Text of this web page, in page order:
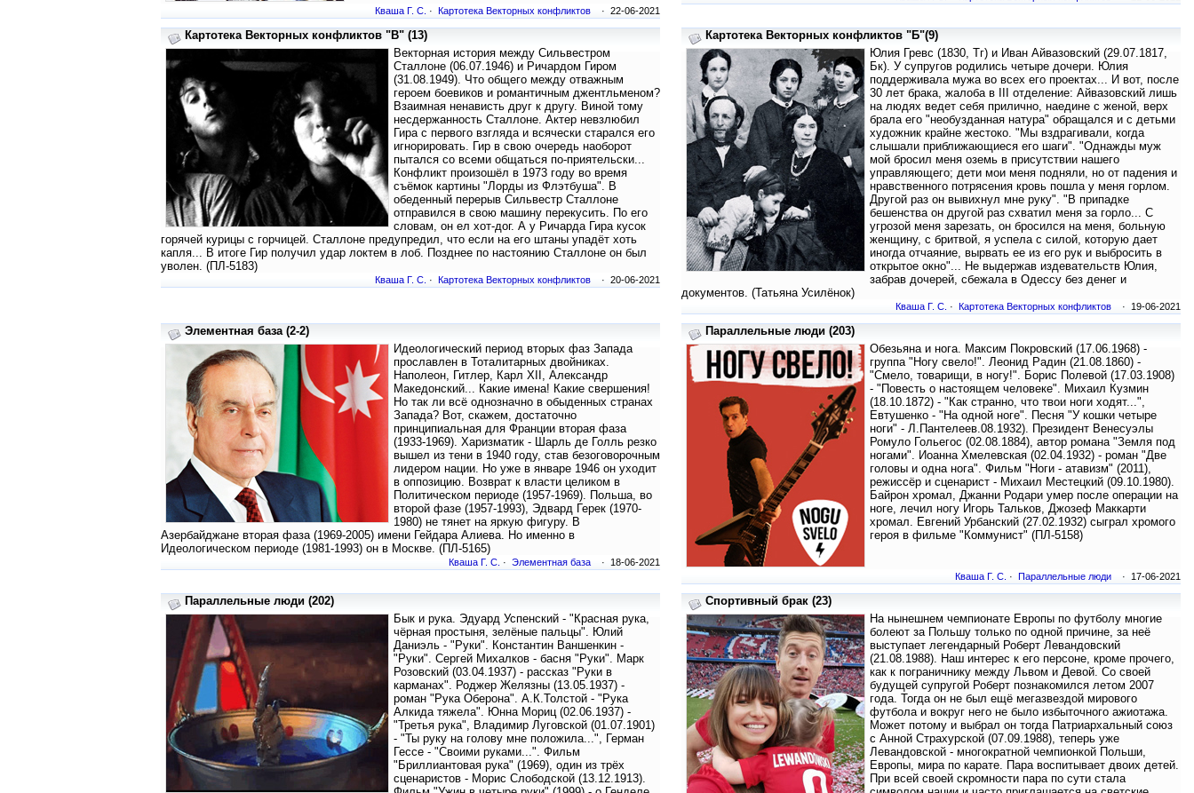
Кваша Г. С. · Картотека Векторных конфликтов · 22-06-2021
Картотека Векторных конфликтов "В" (13)
Векторная история между Сильвестром
Сталлоне (06.07.1946) и Ричардом Гиром
(31.08.1949). Что общего между отважным
героем боевиков и романтичным джентльменом?
Взаимная ненависть друг к другу. Виной тому
несдержанность Сталлоне. Актер невзлюбил
Гира с первого взгляда и всячески старался его
игнорировать. Гир в свою очередь наоборот
пытался со всеми общаться по-приятельски...
Конфликт произошёл в 1973 году во время
съёмок картины "Лорды из Флэтбуша". В
обеденный перерыв Сильвестр Сталлоне
отправился в свою машину перекусить. По его
словам, он ел хот-дог. А у Ричарда Гира кусок
горячей курицы с горчицей. Сталлоне предупредил, что если на его штаны упадёт хоть
капля... В итоге Гир получил удар локтем в лоб. Позднее по настоянию Сталлоне он был
уволен. (ПЛ-5183)
Кваша Г. С. · Картотека Векторных конфликтов · 20-06-2021
Картотека Векторных конфликтов "Б"(9)
Юлия Гревс (1830, Тг) и Иван Айвазовский (29.07.1817,
Бк). У супругов родились четыре дочери. Юлия
поддерживала мужа во всех его проектах... И вот, после
30 лет брака, жалоба в III отделение: Айвазовский лишь
на людях ведет себя прилично, наедине с женой, верх
брала его "необузданная натура" обращался и с детьми
художник крайне жестоко. "Мы вздрагивали, когда
слышали приближающиеся его шаги". "Однажды муж
мой бросил меня оземь в присутствии нашего
управляющего; дети мои меня подняли, но от падения и
нравственного потрясения кровь пошла у меня горлом.
Другой раз он вывихнул мне руку". "В припадке
бешенства он другой раз схватил меня за горло... С
угрозой меня зарезать, он бросился на меня, больную
женщину, с бритвой, я успела с силой, которую дает
иногда отчаяние, вырвать ее из его рук и выбросить в
открытое окно"... Не выдержав издевательств Юлия,
забрав дочерей, сбежала в Одессу без денег и
документов. (Татьяна Усилёнок)
Кваша Г. С. · Картотека Векторных конфликтов · 19-06-2021
Элементная база (2-2)
Идеологический период вторых фаз Запада
прославлен в Тоталитарных двойниках.
Наполеон, Гитлер, Карл XII, Александр
Македонский... Какие имена! Какие свершения!
Но так ли всё однозначно в обыденных странах
Запада? Вот, скажем, достаточно
принципиальная для Франции вторая фаза
(1933-1969). Харизматик - Шарль де Голль резко
вышел из тени в 1940 году, став безоговорочным
лидером нации. Но уже в январе 1946 он уходит
в оппозицию. Возврат к власти целиком в
Политическом периоде (1957-1969). Польша, во
второй фазе (1957-1993), Эдвард Герек (1970-
1980) не тянет на яркую фигуру. В
Азербайджане вторая фаза (1969-2005) имени Гейдара Алиева. Но именно в
Идеологическом периоде (1981-1993) он в Москве. (ПЛ-5165)
Кваша Г. С. · Элементная база · 18-06-2021
Параллельные люди (203)
Обезьяна и нога. Максим Покровский (17.06.1968) -
группа "Ногу свело!". Леонид Радин (21.08.1860) -
"Смело, товарищи, в ногу!". Борис Полевой (17.03.1908)
- "Повесть о настоящем человеке". Михаил Кузмин
(18.10.1872) - "Как странно, что твои ноги ходят...",
Евтушенко - "На одной ноге". Песня "У кошки четыре
ноги" - Л.Пантелеев.08.1932). Президент Венесуэлы
Ромуло Гольегос (02.08.1884), автор романа "Земля под
ногами". Иоанна Хмелевская (02.04.1932) - роман "Две
головы и одна нога". Фильм "Ноги - атавизм" (2011),
режиссёр и сценарист - Михаил Местецкий (09.10.1980).
Байрон хромал, Джанни Родари умер после операции на
ноге, лечил ногу Игорь Тальков, Джозеф Маккарти
хромал. Евгений Урбанский (27.02.1932) сыграл хромого
героя в фильме "Коммунист" (ПЛ-5158)
Кваша Г. С. · Параллельные люди · 17-06-2021
Параллельные люди (202)
Бык и рука. Эдуард Успенский - "Красная рука,
чёрная простыня, зелёные пальцы". Юлий
Даниэль - "Руки". Константин Ваншенкин -
"Руки". Сергей Михалков - басня "Руки". Марк
Розовский (03.04.1937) - рассказ "Руки в
карманах". Роджер Желязны (13.05.1937) -
роман "Рука Оберона". А.К.Толстой - "Рука
Алкида тяжела". Юнна Мориц (02.06.1937) -
"Третья рука", Владимир Луговской (01.07.1901)
- "Ты руку на голову мне положила...", Герман
Гессе - "Своими руками...". Фильм
"Бриллиантовая рука" (1969), один из трёх
сценаристов - Морис Слободской (13.12.1913).
Спортивный брак (23)
На нынешнем чемпионате Европы по футболу многие
болеют за Польшу только по одной причине, за неё
выступает легендарный Роберт Левандовский
(21.08.1988). Наш интерес к его персоне, кроме прочего,
как к пограничнику между Львом и Девой. Со своей
будущей супругой Роберт познакомился летом 2007
года. Тогда он не был ещё мегазвездой мирового
футбола и вокруг него не было избыточного ажиотажа.
Может потому и выбрал он тогда Патриархальный союз
с Анной Страхурской (07.09.1988), теперь уже
Левандовской - многократной чемпионкой Польши,
Европы, мира по карате. Пара воспитывает двоих детей.
При всей своей скромности пара по сути стала